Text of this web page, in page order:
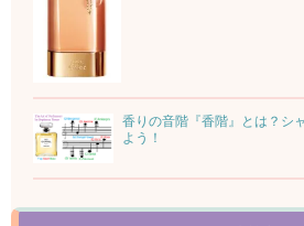
香りの音階『香階』とは？シ
よう！